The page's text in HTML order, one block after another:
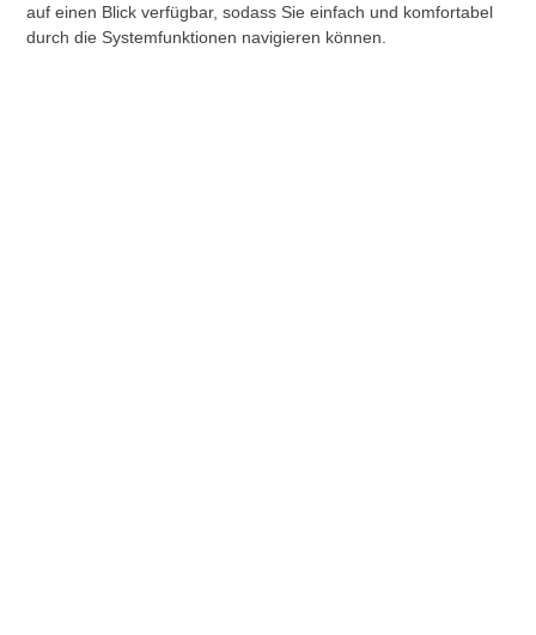
auf einen Blick verfügbar, sodass Sie einfach und komfortabel
durch die Systemfunktionen navigieren können.